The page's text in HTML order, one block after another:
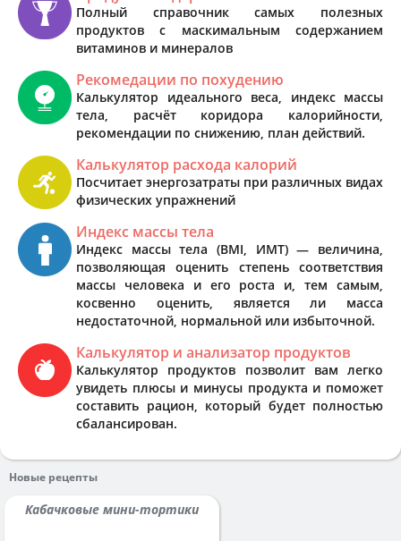
Полный справочник самых полезных
продуктов с маскимальным содержанием
витаминов и минералов
Рекомедации по похудению
Калькулятор идеального веса, индекс массы
тела, расчёт коридора калорийности,
рекомендации по снижению, план действий.
Калькулятор расхода калорий
Посчитает энергозатраты при различных видах
физических упражнений
Индекс массы тела
Индекс массы тела (BMI, ИМТ) — величина,
позволяющая оценить степень соответствия
массы человека и его роста и, тем самым,
косвенно оценить, является ли масса
недостаточной, нормальной или избыточной.
Калькулятор и анализатор продуктов
Калькулятор продуктов позволит вам легко
увидеть плюсы и минусы продукта и поможет
составить рацион, который будет полностью
сбалансирован.
Новые рецепты
Кабачковые мини-тортики